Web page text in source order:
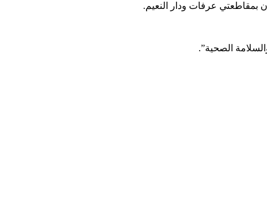
بمقاطعتي عرفات ودار النعيم.
الصحية”.